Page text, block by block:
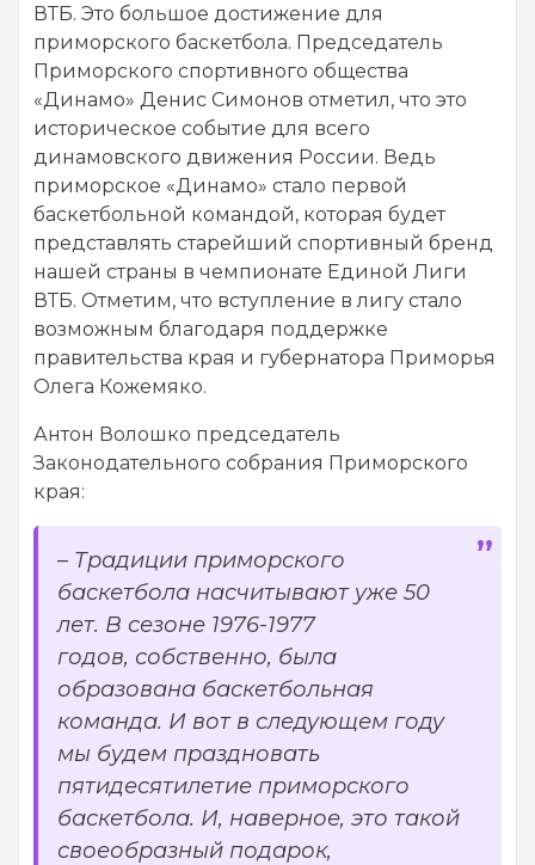
ВТБ. Это большое достижение для
приморского баскетбола. Председатель
Приморского спортивного общества
«Динамо» Денис Симонов отметил, что это
историческое событие для всего
динамовского движения России. Ведь
приморское «Динамо» стало первой
баскетбольной командой, которая будет
представлять старейший спортивный бренд
нашей страны в чемпионате Единой Лиги
ВТБ. Отметим, что вступление в лигу стало
возможным благодаря поддержке
правительства края и губернатора Приморья
Олега Кожемяко.
Антон Волошко председатель
Законодательного собрания Приморского
края:
– Традиции приморского
баскетбола насчитывают уже 50
лет. В сезоне 1976-1977
годов, собственно, была
образована баскетбольная
команда. И вот в следующем году
мы будем праздновать
пятидесятилетие приморского
баскетбола. И, наверное, это такой
своеобразный подарок,